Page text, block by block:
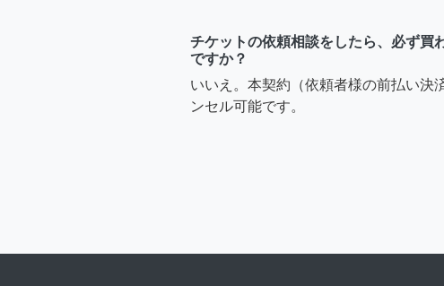
チケットの依頼相談をしたら、必ず買
ですか？
いいえ。本契約（依頼者様の前払い決
ンセル可能です。